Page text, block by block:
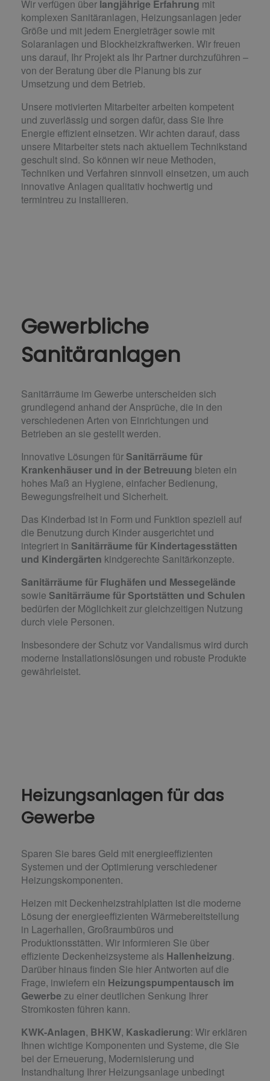
Wir verfügen über langjährige Erfahrung mit
komplexen Sanitäranlagen, Heizungsanlagen jeder
Größe und mit jedem Energieträger sowie mit
Solaranlagen und Blockheizkraftwerken. Wir freuen
uns darauf, Ihr Projekt als Ihr Partner durchzuführen –
von der Beratung über die Planung bis zur
Umsetzung und dem Betrieb.
Unsere motivierten Mitarbeiter arbeiten kompetent
und zuverlässig und sorgen dafür, dass Sie Ihre
Energie effizient einsetzen. Wir achten darauf, dass
unsere Mitarbeiter stets nach aktuellem Technikstand
geschult sind. So können wir neue Methoden,
Techniken und Verfahren sinnvoll einsetzen, um auch
innovative Anlagen qualitativ hochwertig und
termintreu zu installieren.
Gewerbliche
Sanitäranlagen
Sanitärräume im Gewerbe unterscheiden sich
grundlegend anhand der Ansprüche, die in den
verschiedenen Arten von Einrichtungen und
Betrieben an sie gestellt werden.
Innovative Lösungen für Sanitärräume für
Krankenhäuser und in der Betreuung bieten ein
hohes Maß an Hygiene, einfacher Bedienung,
Bewegungsfreiheit und Sicherheit.
Das Kinderbad ist in Form und Funktion speziell auf
die Benutzung durch Kinder ausgerichtet und
integriert in Sanitärräume für Kindertagesstätten
und Kindergärten kindgerechte Sanitärkonzepte.
Sanitärräume für Flughäfen und Messegelände
sowie Sanitärräume für Sportstätten und Schulen
bedürfen der Möglichkeit zur gleichzeitigen Nutzung
durch viele Personen.
Insbesondere der Schutz vor Vandalismus wird durch
moderne Installationslösungen und robuste Produkte
gewährleistet.
Heizungsanlagen für das
Gewerbe
Sparen Sie bares Geld mit energieeffizienten
Systemen und der Optimierung verschiedener
Heizungs­komponenten.
Heizen mit Deckenheizstrahlplatten ist die moderne
Lösung der energieeffizienten Wärmebereitstellung
in Lagerhallen, Großraumbüros und
Produktionsstätten. Wir informieren Sie über
effiziente Deckenheizsysteme als Hallenheizung.
Darüber hinaus finden Sie hier Antworten auf die
Frage, inwiefern ein Heizungspumpentausch im
Gewerbe zu einer deutlichen Senkung Ihrer
Stromkosten führen kann.
KWK-Anlagen, BHKW, Kaskadierung: Wir erklären
Ihnen wichtige Komponenten und Systeme, die Sie
bei der Erneuerung, Modernisierung und
Instandhaltung Ihrer Heizungsanlage unbedingt